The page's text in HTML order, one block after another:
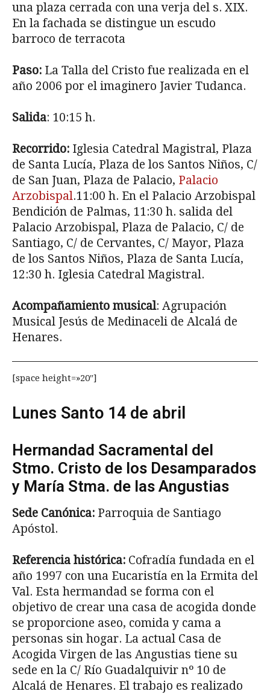
una plaza cerrada con una verja del s. XIX.
En la fachada se distingue un es­cudo
barroco de terracota
Paso: La Talla del Cristo fue realizada en el
año 2006 por el imaginero Javier Tudanca.
Salida: 10:15 h.
Recorrido: Iglesia Catedral Magistral, Plaza
de Santa Lucía, Plaza de los Santos Niños, C/
de San Juan, Plaza de Palacio, Palacio
Arzobispal.11:00 h. En el Palacio Arzobispal
Bendición de Palmas, 11:30 h. salida del
Palacio Arzobispal, Plaza de Palacio, C/ de
Santiago, C/ de Cervan­tes, C/ Mayor, Plaza
de los Santos Niños, Plaza de Santa Lucía,
12:30 h. Iglesia Catedral Magistral.
Acompañamiento musical: Agrupación
Musical Jesús de Me­dinaceli de Alcalá de
Henares.
[space height=»20″]
Lunes Santo 14 de abril
Hermandad Sacramental del
Stmo. Cristo de los Desamparados
y María Stma. de las Angustias
Sede Canónica: Parroquia de Santiago
Apóstol.
Referencia histórica: Cofradía fundada en el
año 1997 con una Eucaristía en la Ermita del
Val. Esta hermandad se forma con el
objetivo de crear una casa de acogida donde
se proporcione aseo, comida y cama a
personas sin hogar. La actual Casa de
Acogida Virgen de las Angustias tiene su
sede en la C/ Río Guadalquivir nº 10 de
Alcalá de Henares. El tra­bajo es realizado